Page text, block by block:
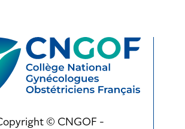
© CNGOF -